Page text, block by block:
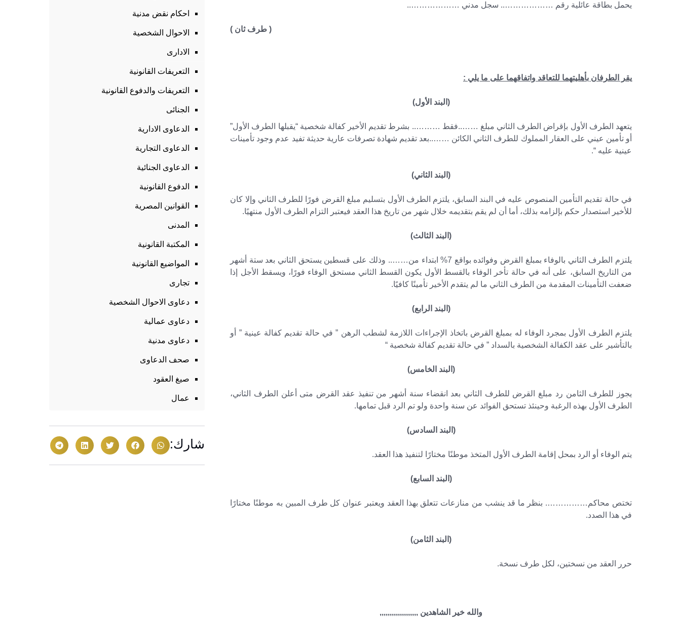
يحمل بطاقة عائلية رقم ……………….. سجل مدني ………………..
( طرف ثان )
يقر الطرفان بأهليتهما للتعاقد واتفاقهما على ما يلي :
(البند الأول)
يتعهد الطرف الأول بإقراض الطرف الثاني مبلغ ……..فقط ……….. بشرط تقديم الأخير كفالة شخصية “يقبلها الطرف الأول”
أو تأمين عيني على العقار المملوك للطرف الثاني الكائن ……..بعد تقديم شهادة تصرفات عارية حديثة تفيد عدم وجود تأمينات
عينية عليه “.
(البند الثاني)
في حالة تقديم التأمين المنصوص عليه في البند السابق، يلتزم الطرف الأول بتسليم مبلغ القرض فورًا للطرف الثاني وإلا كان
للأخير استصدار حكم بإلزامه بذلك، أما أن لم يقم بتقديمه خلال شهر من تاريخ هذا العقد فيعتبر التزام الطرف الأول منتهيًا.
(البند الثالث)
يلتزم الطرف الثاني بالوفاء بمبلغ القرض وفوائده بواقع 7% ابتداء من…….. وذلك على قسطين يستحق الثاني بعد ستة أشهر
من التاريخ السابق، على أنه في حالة تأخر الوفاء بالقسط الأول يكون القسط الثاني مستحق الوفاء فورًا، ويسقط الأجل إذا
ضعفت التأمينات المقدمة من الطرف الثاني ما لم يتقدم الأخير تأمينًا كافيًا.
(البند الرابع)
يلتزم الطرف الأول بمجرد الوفاء له بمبلغ القرض باتخاذ الإجراءات اللازمة لشطب الرهن ” في حالة تقديم كفالة عينية ” أو
بالتأشير على عقد الكفالة الشخصية بالسداد ” في حالة تقديم كفالة شخصية “
(البند الخامس)
يجوز للطرف الثامن رد مبلغ القرض للطرف الثاني بعد انقضاء سنة أشهر من تنفيذ عقد القرض متى أعلن الطرف الثاني،
الطرف الأول بهذه الرغبة وحينئذ تستحق الفوائد عن سنة واحدة ولو تم الرد قبل تمامها.
(البند السادس)
يتم الوفاء أو الرد بمحل إقامة الطرف الأول المتخذ موطنًا مختارًا لتنفيذ هذا العقد.
(البند السابع)
تختص محاكم……………. بنظر ما قد ينشب من منازعات تتعلق بهذا العقد ويعتبر عنوان كل طرف المبين به موطنًا مختارًا
في هذا الصدد.
(البند الثامن)
حرر العقد من نسختين، لكل طرف نسخة.
والله خير الشاهدين ,,,,,,,,,,,,,,,,,,,
احكام نقض مدنية
الاحوال الشخصية
الادارى
التعريفات القانونية
التعريفات والدفوع القانونية
الجنائى
الدعاوى الادارية
الدعاوى التجارية
الدعاوى الجنائية
الدفوع القانونية
القوانين المصرية
المدنى
المكتبة القانونية
المواضيع القانونية
تجارى
دعاوى الاحوال الشخصية
دعاوى عمالية
دعاوى مدنية
صحف الدعاوى
صيغ العقود
عمال
شارك: